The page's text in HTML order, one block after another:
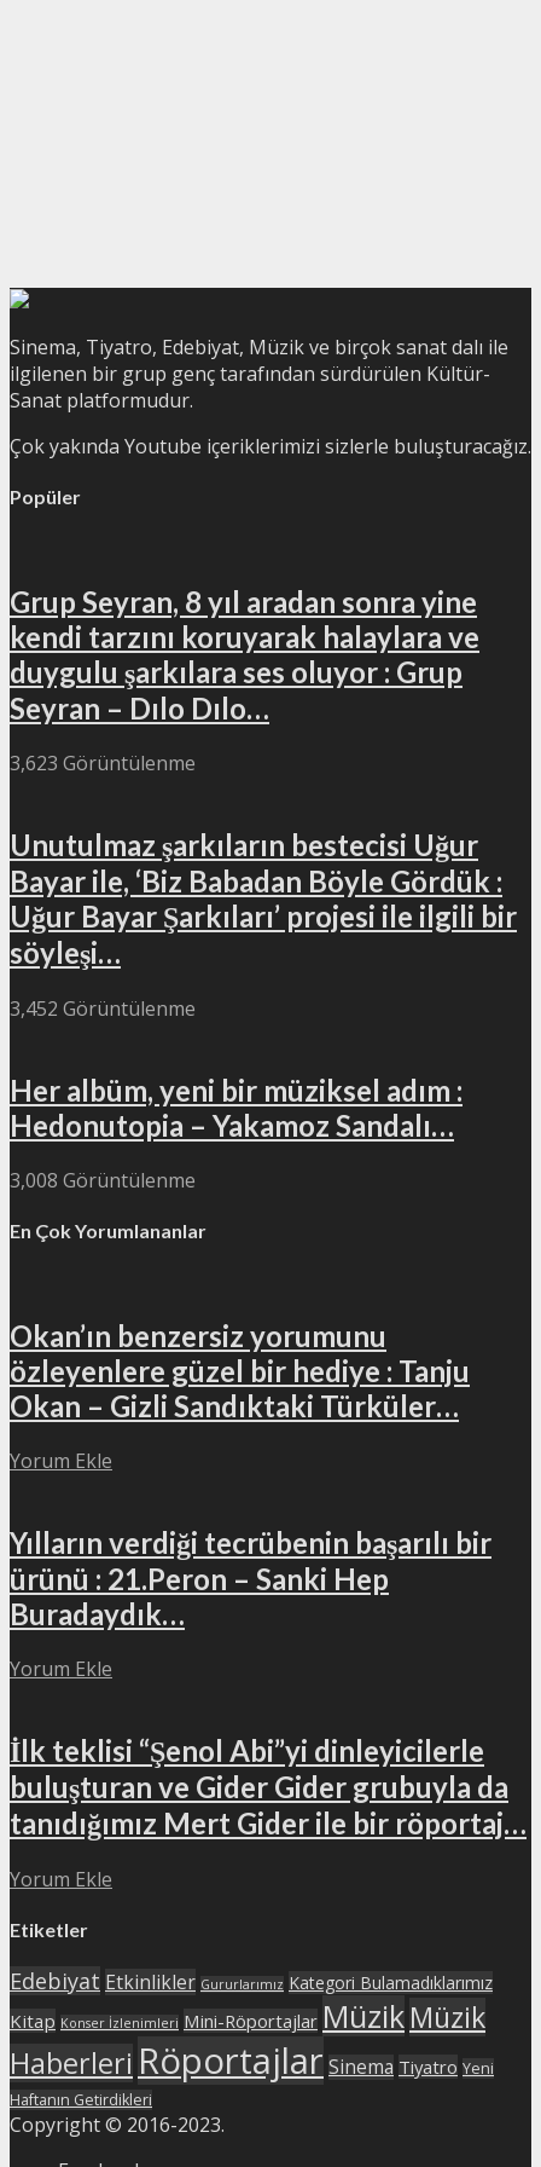
Sinema, Tiyatro, Edebiyat, Müzik ve birçok sanat dalı ile
ilgilenen bir grup genç tarafından sürdürülen Kültür-
Sanat platformudur.
Çok yakında Youtube içeriklerimizi sizlerle buluşturacağız.
Popüler
Grup Seyran, 8 yıl aradan sonra yine
kendi tarzını koruyarak halaylara ve
duygulu şarkılara ses oluyor : Grup
Seyran – Dılo Dılo…
3,623 Görüntülenme
Unutulmaz şarkıların bestecisi Uğur
Bayar ile, ‘Biz Babadan Böyle Gördük :
Uğur Bayar Şarkıları’ projesi ile ilgili bir
söyleşi…
3,452 Görüntülenme
Her albüm, yeni bir müziksel adım :
Hedonutopia – Yakamoz Sandalı…
3,008 Görüntülenme
En Çok Yorumlananlar
Okan’ın benzersiz yorumunu
özleyenlere güzel bir hediye : Tanju
Okan – Gizli Sandıktaki Türküler…
Yorum Ekle
Yılların verdiği tecrübenin başarılı bir
ürünü : 21.Peron – Sanki Hep
Buradaydık…
Yorum Ekle
İlk teklisi “Şenol Abi”yi dinleyicilerle
buluşturan ve Gider Gider grubuyla da
tanıdığımız Mert Gider ile bir röportaj…
Yorum Ekle
Etiketler
Edebiyat Etkinlikler Gururlarımız Kategori Bulamadıklarımız
Kitap Konser İzlenimleri Mini-Röportajlar MüzikMüzik
Haberleri Röportajlar Sinema Tiyatro Yeni
Haftanın Getirdikleri
Copyright © 2016-2023.